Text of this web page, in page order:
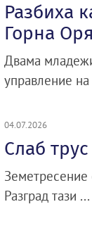
Разбиха
Горна
Двама
управление
04.07.2026
Слаб
Земетресение
Разград тази ...